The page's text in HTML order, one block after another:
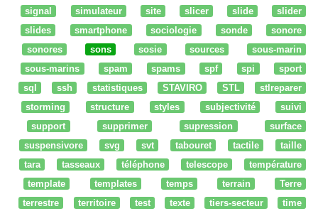
signal
simulateur site slicer slide
slider
slides
smartphone sociologie sonde
sonore
sonores
sons sosie sources
sous-marin
sous-marins
spam spams spf spi
sport
sql
ssh statistiques STAVIRO STL
stlreparer
storming
structure styles subjectivité
suivi
support
supprimer supression
surface
suspensivore
svg svt tabouret tactile
taille
tara
tasseaux téléphone telescope
température
template
templates temps terrain
Terre
terrestre
territoire test texte tiers-secteur
time